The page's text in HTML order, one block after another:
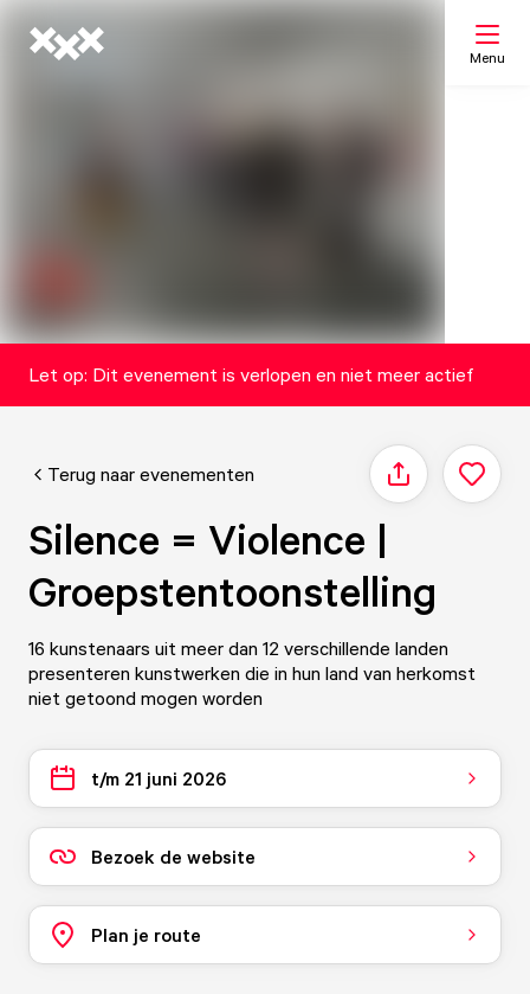
Menu
Let op: Dit evenement is verlopen en niet meer actief
Terug naar evenementen Delen
Silence = Violence |
Groepstentoonstelling
16 kunstenaars uit meer dan 12 verschillende landen
presenteren kunstwerken die in hun land van herkomst
niet getoond mogen worden
t/m 21 juni 2026
Bezoek de website
Plan je route